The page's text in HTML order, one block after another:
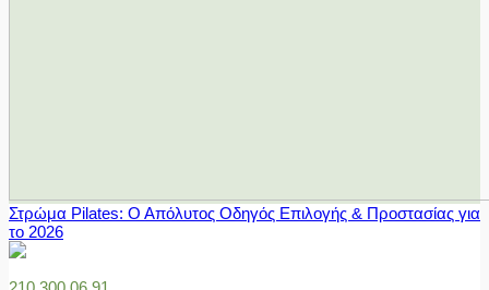
Στρώμα Pilates: Ο Απόλυτος Οδηγός Επιλογής & Προστασίας για
το 2026